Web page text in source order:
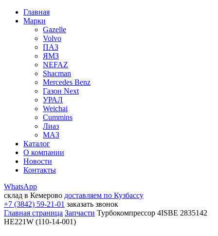
Главная
Марки
Gazelle
Volvo
ПАЗ
ЯМЗ
NEFAZ
Shacman
Mercedes Benz
Газон Next
УРАЛ
Weichai
Cummins
Лиаз
МАЗ
Каталог
О компании
Новости
Контакты
WhatsApp
склад в Кемерово доставляем по Кузбассу
+7 (3842) 59-21-01 заказать звонок
Главная страница Запчасти Турбокомпрессор 4ISBE 2835142
HE221W (110-14-001)